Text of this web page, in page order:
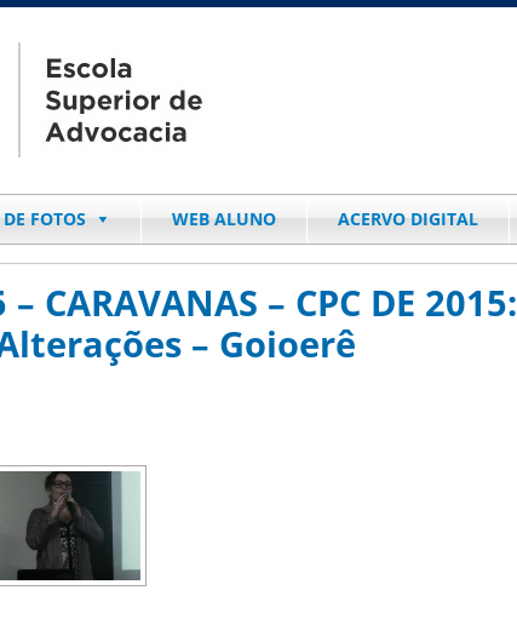
FOTOS WEB ALUNO ACERVO DIGITAL
CARAVANAS – CPC DE 2015:
– Goioerê